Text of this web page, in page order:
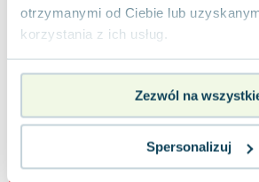
otrzymanymi od Ciebie lub
korzystania z ich usług.
Zezwól na
Spersonalizuj
nowa
Superpies. Szkoła
Zielona Sowa ,2018| Becka
Przygotujcie się na
Trzęsiportków, gdzie
przeżywają niezwykłe